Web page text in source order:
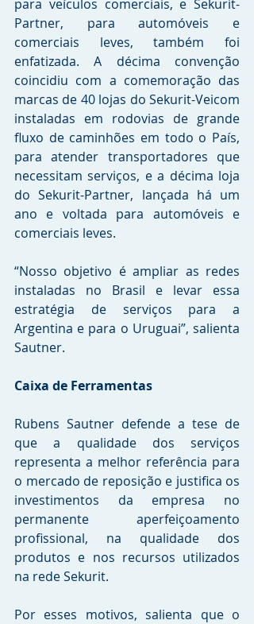
para veículos comerciais, e Sekurit-
Partner, para automóveis e
comerciais leves, também foi
enfatizada. A décima convenção
coincidiu com a comemoração das
marcas de 40 lojas do Sekurit-Veicom
instaladas em rodovias de grande
fluxo de caminhões em todo o País,
para atender transportadores que
necessitam serviços, e a décima loja
do Sekurit-Partner, lançada há um
ano e voltada para automóveis e
comerciais leves.
“Nosso objetivo é ampliar as redes
instaladas no Brasil e levar essa
estratégia de serviços para a
Argentina e para o Uruguai”, salienta
Sautner.
Caixa de Ferramentas
Rubens Sautner defende a tese de
que a qualidade dos serviços
representa a melhor referência para
o mercado de reposição e justifica os
investimentos da empresa no
permanente aperfeiçoamento
profissional, na qualidade dos
produtos e nos recursos utilizados
na rede Sekurit.
Por esses motivos, salienta que o